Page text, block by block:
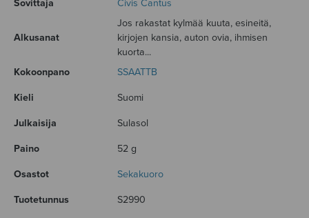
Sovittaja Civis Cantus
Alkusanat
Jos rakastat kylmää kuuta, esineitä,
kirjojen kansia, auton ovia, ihmisen
kuorta...
Kokoonpano
SSAATTB
Kieli Suomi
Julkaisija Sulasol
Paino 52 g
Osastot Sekakuoro
Tuotetunnus S2990